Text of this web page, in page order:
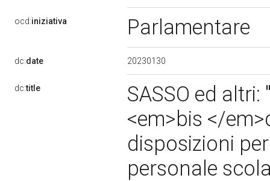
ocd:iniziativa Parlamentare
dc:date 20230130
dc:title
SASSO ed
<em>bis </
disposizioni
personale